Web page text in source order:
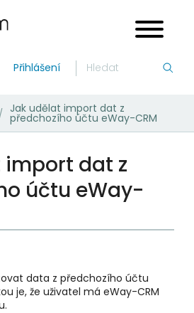
Přihlášení
/ Jak udělat import dat z
předchozího účtu eWay-CRM
import dat z
účtu eWay-
data z předchozího účtu
je, že uživatel má eWay-CRM